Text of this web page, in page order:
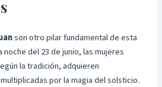
son otro pilar fundamental de esta
del 23 de junio, las mujeres
la tradición, adquieren
por la magia del solsticio.